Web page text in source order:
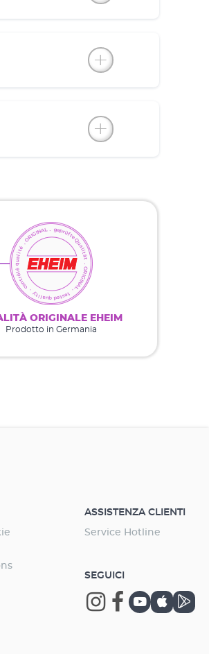
ORIGINALE EHEIM
Prodotto in Germania
ASSISTENZA CLIENTI
Service Hotline
SEGUICI